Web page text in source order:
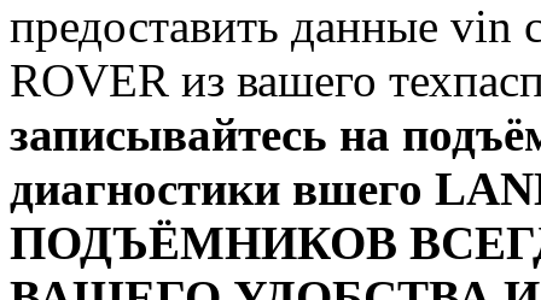
предоставить данные vin
ROVER из вашего
записывайтесь на
диагностики вшего
ПОДЪЁМНИКОВ